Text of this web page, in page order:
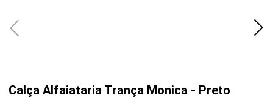
Calça Alfaiataria Trança Monica - Preto